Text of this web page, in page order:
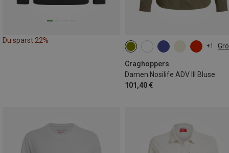
Du sparst 22%
+1
Craghoppers
Damen Nosilife ADV III Bluse
101,40 €